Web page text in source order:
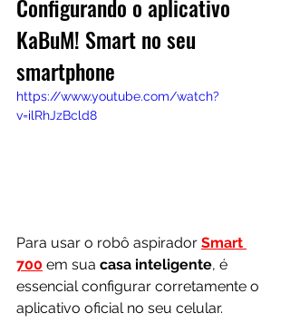
Configurando o aplicativo
KaBuM! Smart no seu
smartphone
https://www.youtube.com/watch?
v=ilRhJzBcld8
Para usar o robô aspirador Smart
700 em sua casa inteligente, é
essencial configurar corretamente o
aplicativo oficial no seu celular.